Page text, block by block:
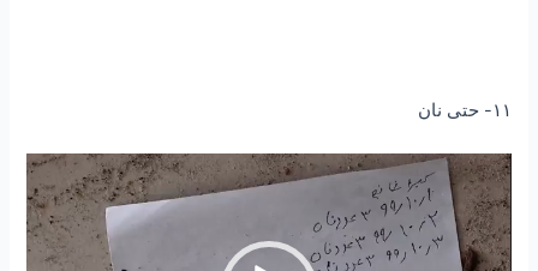
۱۱- حتی نان
نمایشگر
ویدیو